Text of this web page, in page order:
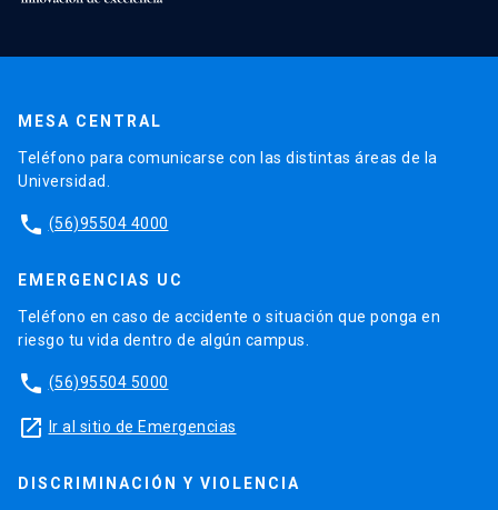
MESA CENTRAL
Teléfono para comunicarse con las distintas áreas de la
Universidad.
phone (56)95504 4000
EMERGENCIAS UC
Teléfono en caso de accidente o situación que ponga en
riesgo tu vida dentro de algún campus.
phone (56)95504 5000
launch Ir al sitio de Emergencias
DISCRIMINACIÓN Y VIOLENCIA